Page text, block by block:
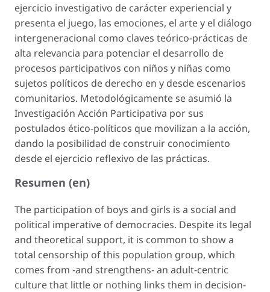
ejercicio investigativo de carácter experiencial y
presenta el juego, las emociones, el arte y el diálogo
intergeneracional como claves teórico-prácticas de
alta relevancia para potenciar el desarrollo de
procesos participativos con niños y niñas como
sujetos políticos de derecho en y desde escenarios
comunitarios. Metodológicamente se asumió la
Investigación Acción Participativa por sus
postulados ético-políticos que movilizan a la acción,
dando la posibilidad de construir conocimiento
desde el ejercicio reflexivo de las prácticas.
Resumen (en)
The participation of boys and girls is a social and
political imperative of democracies. Despite its legal
and theoretical support, it is common to show a
total censorship of this population group, which
comes from -and strengthens- an adult-centric
culture that little or nothing links them in decision-